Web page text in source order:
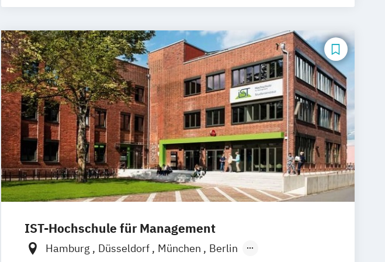
SRH Campus Leverkusen SRH Campus München
IST-Hochschule für Management
Hamburg Düsseldorf München
Berlin